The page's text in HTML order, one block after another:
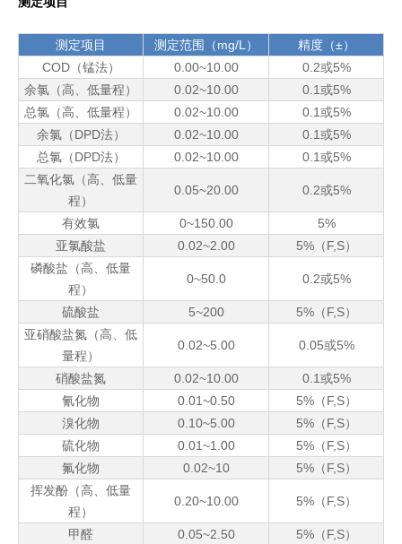
测定项目 测定范围（mg/L）
精度（±）
COD（锰法）
0.00~10.00
0.2或5%
余氯（高、低量程）
0.02~10.00
0.1或5%
总氯（高、低量程）
0.02~10.00
0.1或5%
余氯（DPD法）
0.02~10.00
0.1或5%
总氯（DPD法）
0.02~10.00
0.1或5%
二氧化氯（高、低量
程）
0.05~20.00 0.2或5%
有效氯 0~150.00
5%
亚氯酸盐
0.02~2.00
5%（F,S）
磷酸盐（高、低量
程）
0~50.0 0.2或5%
硫酸盐 5~200
5%（F,S）
亚硝酸盐氮（高、低
量程）
0.02~5.00 0.05或5%
硝酸盐氮 0.02~10.00
0.1或5%
氰化物
0.01~0.50
5%（F,S）
溴化物
0.10~5.00
5%（F,S）
硫化物
0.01~1.00
5%（F,S）
氟化物
0.02~10
5%（F,S）
挥发酚（高、低量
程）
0.20~10.00 5%（F,S）
甲醛 0.05~2.50
5%（F,S）